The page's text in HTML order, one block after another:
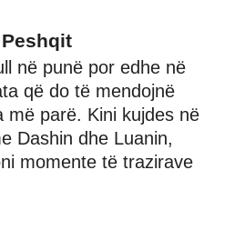
Peshqit
në punë por edhe në
që do të mendojnë
më parë. Kini kujdes në
Dashin dhe Luanin,
momente të trazirave